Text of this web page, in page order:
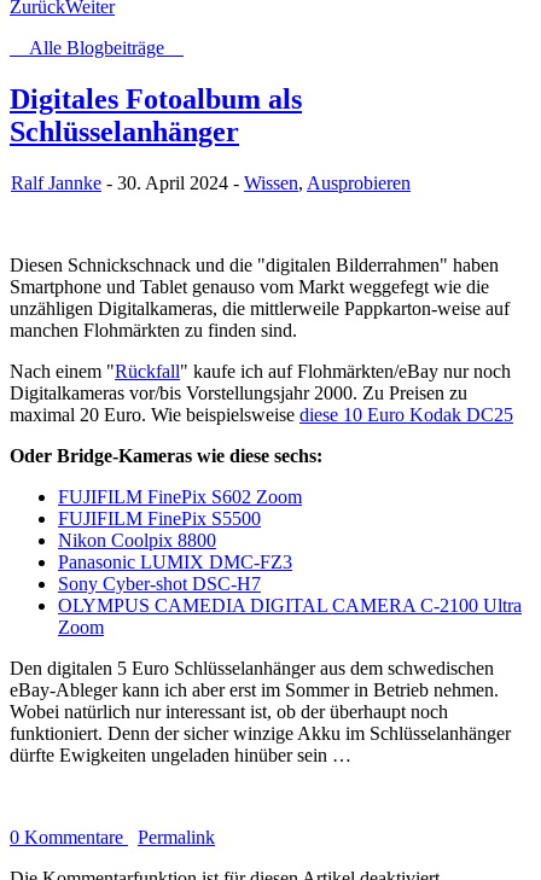
ZurückWeiter
Alle Blogbeiträge
Digitales Fotoalbum als
Schlüsselanhänger
Ralf Jannke - 30. April 2024 - Wissen, Ausprobieren
Diesen Schnickschnack und die "digitalen Bilderrahmen" haben
Smartphone und Tablet genauso vom Markt weggefegt wie die
unzähligen Digitalkameras, die mittlerweile Pappkarton-weise auf
manchen Flohmärkten zu finden sind.
Nach einem "Rückfall" kaufe ich auf Flohmärkten/eBay nur noch
Digitalkameras vor/bis Vorstellungsjahr 2000. Zu Preisen zu
maximal 20 Euro. Wie beispielsweise diese 10 Euro Kodak DC25
Oder Bridge-Kameras wie diese sechs:
FUJIFILM FinePix S602 Zoom
FUJIFILM FinePix S5500
Nikon Coolpix 8800
Panasonic LUMIX DMC-FZ3
Sony Cyber-shot DSC-H7
OLYMPUS CAMEDIA DIGITAL CAMERA C-2100 Ultra
Zoom
Den digitalen 5 Euro Schlüsselanhänger aus dem schwedischen
eBay-Ableger kann ich aber erst im Sommer in Betrieb nehmen.
Wobei natürlich nur interessant ist, ob der überhaupt noch
funktioniert. Denn der sicher winzige Akku im Schlüsselanhänger
dürfte Ewigkeiten ungeladen hinüber sein …
0 Kommentare
Permalink